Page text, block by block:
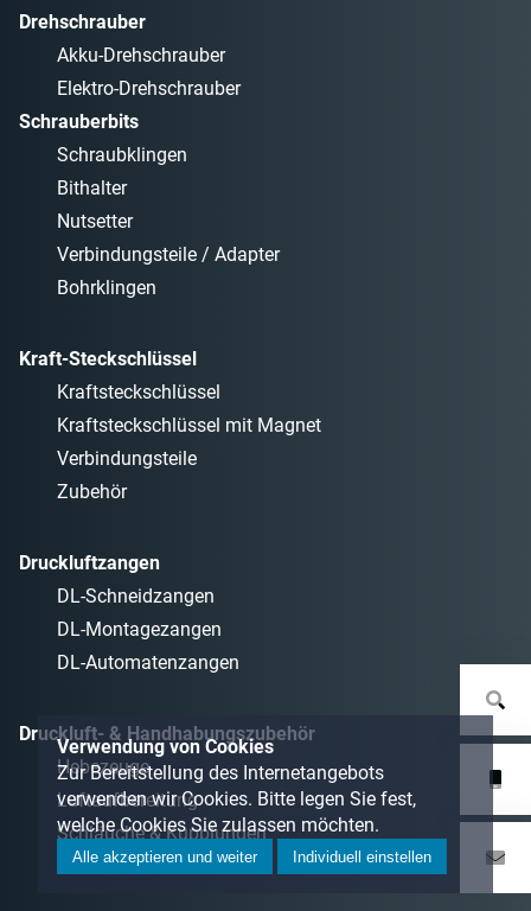
Drehschrauber
Akku-Drehschrauber
Elektro-Drehschrauber
Schrauberbits
Schraubklingen
Bithalter
Nutsetter
Verbindungsteile / Adapter
Bohrklingen
Kraft-Steckschlüssel
Kraftsteckschlüssel
Kraftsteckschlüssel mit Magnet
Verbindungsteile
Zubehör
Druckluftzangen
DL-Schneidzangen
DL-Montagezangen
DL-Automatenzangen
Druckluft- & Handhabungszubehör
Hebezeuge
Luftaufbereitung
Schläuche & Kupplungen
Hilfsmittel
Verwendung von Cookies
Zur Bereitstellung des Internetangebots
verwenden wir Cookies. Bitte legen Sie fest,
welche Cookies Sie zulassen möchten.
Alle akzeptieren und weiter Individuell einstellen